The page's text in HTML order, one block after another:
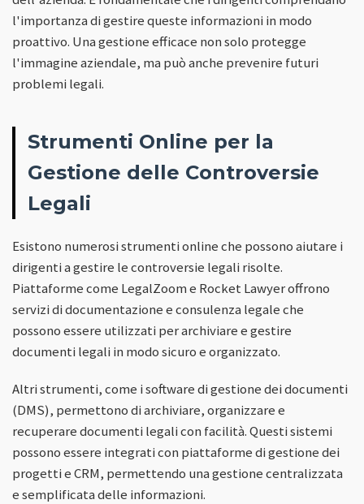
l'importanza di gestire queste informazioni in modo
proattivo. Una gestione efficace non solo protegge
l'immagine aziendale, ma può anche prevenire futuri
problemi legali.
Strumenti Online per la
Gestione delle Controversie
Legali
Esistono numerosi strumenti online che possono aiutare i
dirigenti a gestire le controversie legali risolte.
Piattaforme come LegalZoom e Rocket Lawyer offrono
servizi di documentazione e consulenza legale che
possono essere utilizzati per archiviare e gestire
documenti legali in modo sicuro e organizzato.
Altri strumenti, come i software di gestione dei documenti
(DMS), permettono di archiviare, organizzare e
recuperare documenti legali con facilità. Questi sistemi
possono essere integrati con piattaforme di gestione dei
progetti e CRM, permettendo una gestione centralizzata
e semplificata delle informazioni.